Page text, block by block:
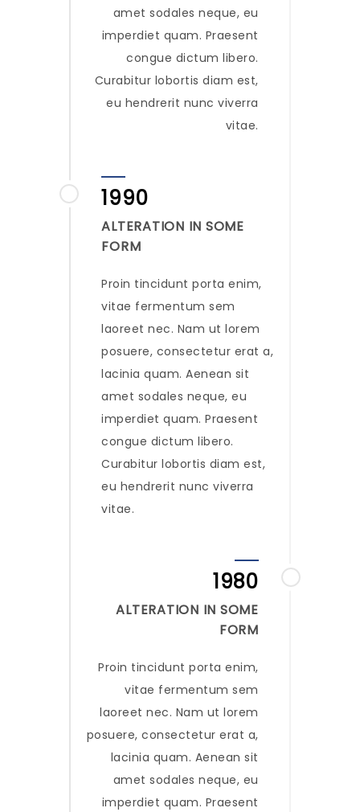
amet sodales neque, eu
imperdiet quam. Praesent
congue dictum libero.
Curabitur lobortis diam est,
eu hendrerit nunc viverra
vitae.
1990
ALTERATION IN SOME
FORM
Proin tincidunt porta enim,
vitae fermentum sem
laoreet nec. Nam ut lorem
posuere, consectetur erat a,
lacinia quam. Aenean sit
amet sodales neque, eu
imperdiet quam. Praesent
congue dictum libero.
Curabitur lobortis diam est,
eu hendrerit nunc viverra
vitae.
1980
ALTERATION IN SOME
FORM
Proin tincidunt porta enim,
vitae fermentum sem
laoreet nec. Nam ut lorem
posuere, consectetur erat a,
lacinia quam. Aenean sit
amet sodales neque, eu
imperdiet quam. Praesent